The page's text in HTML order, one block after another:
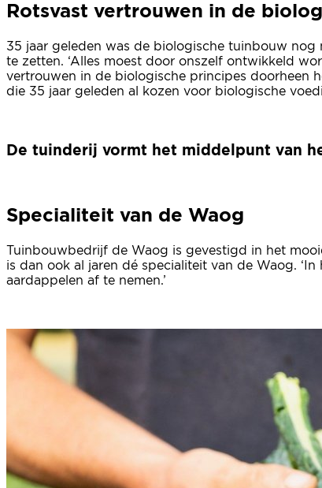
Rotsvast vertrouwen in de
35 jaar geleden was de biologische tuinbouw
te zetten. ‘Alles moest door onszelf ontwikkeld
vertrouwen in de biologische principes doorheen
die 35 jaar geleden al kozen voor biologische
De tuinderij vormt het middelpunt van
Specialiteit van de Waog
Tuinbouwbedrijf de Waog is gevestigd in het
is dan ook al jaren dé specialiteit van de Waog.
aardappelen af te nemen.’